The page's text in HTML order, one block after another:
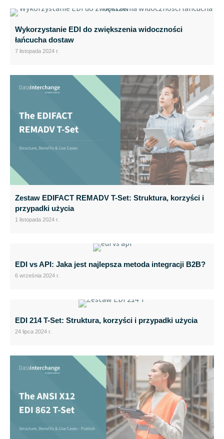
Wykorzystanie EDI do zwiększenia widoczności
łańcucha dostaw
7 listopada 2024 r.
Zestaw EDIFACT REMADV T-Set: Struktura, korzyści i
przypadki użycia
1 listopada 2024 r.
EDI vs API: Jaka jest najlepsza metoda integracji B2B?
6 września 2024 r.
EDI 214 T-Set: Struktura, korzyści i przypadki użycia
24 lipca 2024 r.